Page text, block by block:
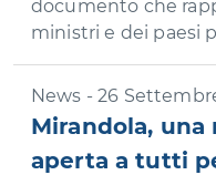
documento che
ministri e dei paesi
News - 26
Mirandola,
aperta a tutti